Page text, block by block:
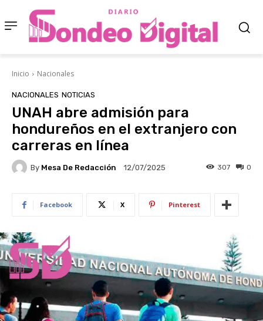
Inicio Nacionales
NACIONALES NOTICIAS
UNAH abre admisión para
hondureños en el extranjero con
carreras en línea
By Mesa De Redacción 12/07/2025 0
307
Facebook X Pinterest